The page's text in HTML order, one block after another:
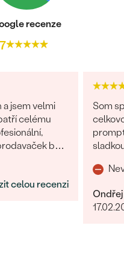
recenze
jsem velmi
celému
byly
a k mé
a celý
celou recenzi
Som
promptná. Tovar prišiel pekne
Ondřej